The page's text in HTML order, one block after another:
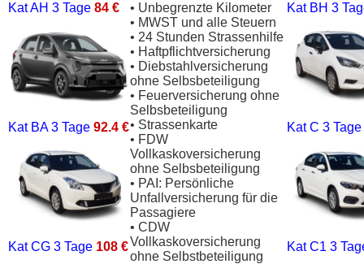
Kat AH 3 Tage 84 €
Kat BA3 Tage 92.4 €
Kat CG 3 Tage 108 €
• Unbegrenzte Kilometer
• MWST und alle Steuern
• 24 Stunden Strassenhilfe
• Haftpflichtversicherung
• Diebstahlversicherung
ohne Selbsbeteiligung
• Feuerversicherung ohne
Selbsbeteiligung
• Strassenkarte
• FDW
Vollkaskoversicherung
ohne Selbsbeteiligung
• PAI: Persönliche
Unfallversicherung für die
Passagiere
• CDW
Vollkaskoversicherung
ohne Selbstbeteiligung
Kat BH 3
Kat C 3 Tage
Kat C1 3